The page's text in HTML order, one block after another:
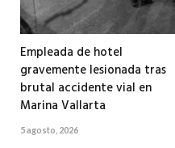
Empleada de hotel
gravemente lesionada tras
brutal accidente vial en
Marina Vallarta
5 agosto, 2026